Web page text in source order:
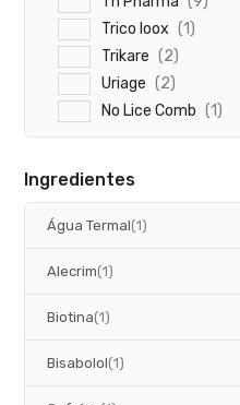
o
g
o
t
i
s
Trico Ioox 1
o
Trikare 2
i
Uriage 2
t
i
No Lice Comb 1
o
Ingredientes
Água Termal 1
artigo
Alecrim 1
artigo
Biotina 1
artigo
Bisabolol 1
artigo